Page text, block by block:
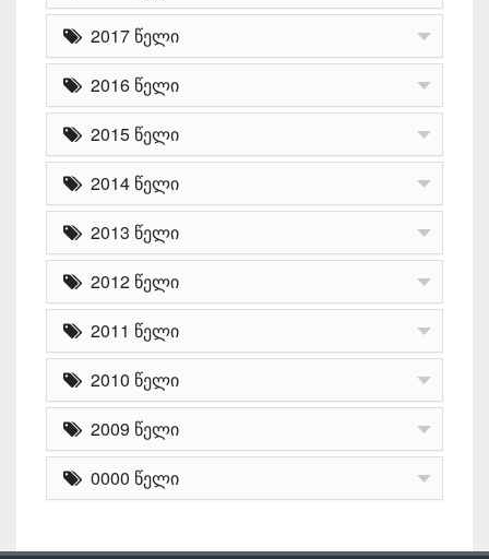
2017 წელი
2016 წელი
2015 წელი
2014 წელი
2013 წელი
2012 წელი
2011 წელი
2010 წელი
2009 წელი
0000 წელი